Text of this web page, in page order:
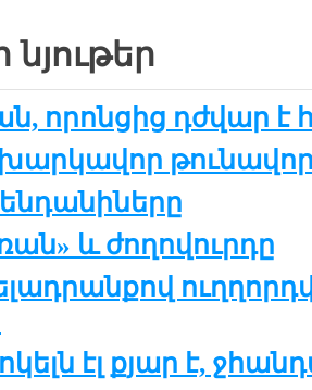
որոնցից դժվար է
թունավոր
և ժողովուրդը
էլ քյար է,